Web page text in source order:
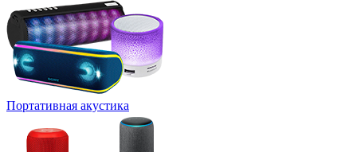
Портативная акустика